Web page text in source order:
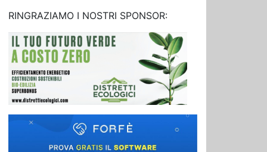
RINGRAZIAMO I NOSTRI SPONSOR: